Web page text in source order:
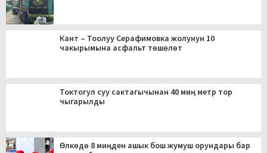
Кант – Тоолуу Серафимовка жолунун 10
чакырымына асфальт төшөлөт
Токтогул суу сактагычынан 40 миң метр тор
чыгарылды
Өлкөдө 8 миңден ашык бош жумуш орундары бар